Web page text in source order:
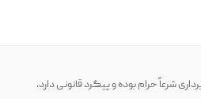
شرعاً حرام بوده و پیگرد قانونی دارد.